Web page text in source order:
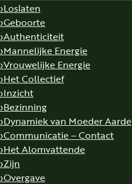
Loslaten
Geboorte
Authenticiteit
Mannelijke Energie
Vrouwelijke Energie
Het Collectief
Inzicht
Bezinning
Dynamiek van Moeder Aarde
Communicatie – Contact
Het Alomvattende
Zijn
Overgave